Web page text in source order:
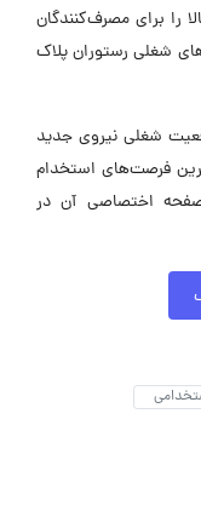
را برای مصرف‌کنندگان
شغلی رستوران پلاک
پلاک در حال حاضر در ۵ موقعیت شغلی نیروی جدید
فرصت‌های استخدام
صفحه اختصاصی آن در